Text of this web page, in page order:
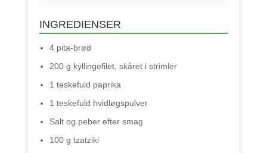
INGREDIENSER
4 pita-brød
200 g kyllingefilet, skåret i strimler
1 teskefuld paprika
1 teskefuld hvidløgspulver
Salt og peber efter smag
100 g tzatziki